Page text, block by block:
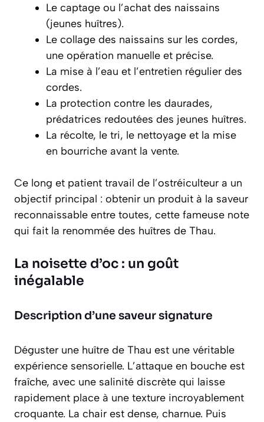
Le captage ou l’achat des naissains
(jeunes huîtres).
Le collage des naissains sur les cordes,
une opération manuelle et précise.
La mise à l’eau et l’entretien régulier des
cordes.
La protection contre les daurades,
prédatrices redoutées des jeunes huîtres.
La récolte, le tri, le nettoyage et la mise
en bourriche avant la vente.
Ce long et patient travail de l’ostréiculteur a un
objectif principal : obtenir un produit à la saveur
reconnaissable entre toutes, cette fameuse note
qui fait la renommée des huîtres de Thau.
La noisette d’oc : un goût
inégalable
Description d’une saveur signature
Déguster une huître de Thau est une véritable
expérience sensorielle. L’attaque en bouche est
fraîche, avec une salinité discrète qui laisse
rapidement place à une texture incroyablement
croquante. La chair est dense, charnue. Puis